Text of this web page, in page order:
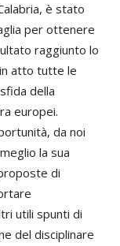
è stato
per ottenere
raggiunto lo
atto tutte le
della
europei.
da noi
la sua
di
utili spunti di
del disciplinare